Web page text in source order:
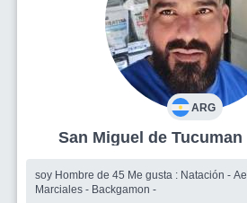
ARG
soy Hombre de 45 Me gusta : Natación - Aerobic - Jogging - Artes
Marciales - Backgamon -